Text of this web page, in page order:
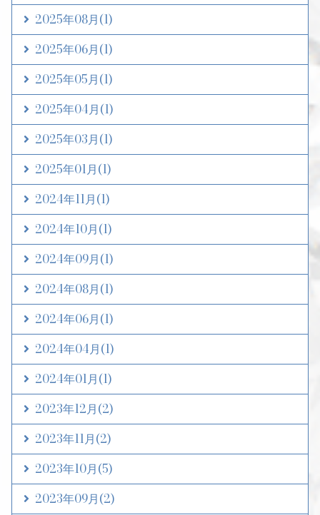
2025年08月(1)
2025年06月(1)
2025年05月(1)
2025年04月(1)
2025年03月(1)
2025年01月(1)
2024年11月(1)
2024年10月(1)
2024年09月(1)
2024年08月(1)
2024年06月(1)
2024年04月(1)
2024年01月(1)
2023年12月(2)
2023年11月(2)
2023年10月(5)
2023年09月(2)